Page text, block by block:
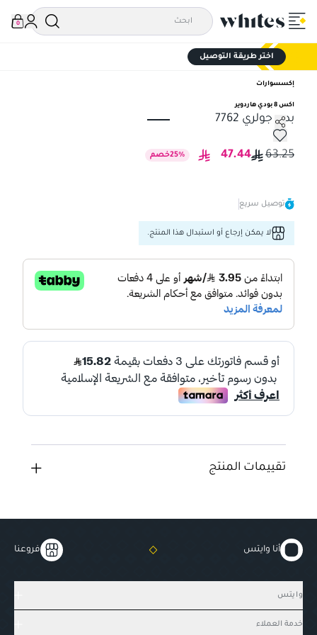
0
اختر طريقة التوصيل
إكسسوارات
اكس 8 بودي هاردوير
بدي جولري 7762
بدي جولري 7762
63.25
47.44
25% خصم
توصيل سريع
لا يمكن إرجاع أو استبدال هذا المنتج.
تقييمات المنتج
أنا وايتس فروعنا
وايتس
خدمة العملاء